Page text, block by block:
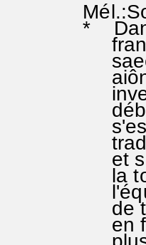
*
début
s'est
et
la
de
en